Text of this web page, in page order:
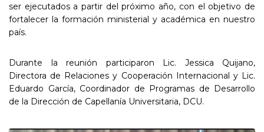
ser ejecutados a partir del próximo año, con el objetivo de
fortalecer la formación ministerial y académica en nuestro
país.
Durante la reunión participaron Lic. Jessica Quijano,
Directora de Relaciones y Cooperación Internacional y Lic.
Eduardo García, Coordinador de Programas de Desarrollo
de la Dirección de Capellanía Universitaria, DCU.